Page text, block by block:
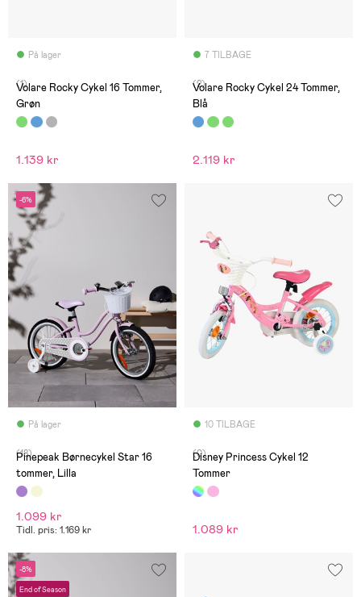
På lager
(1)
Volare Rocky Cykel 16 Tommer,
Grøn
1.139 kr
7 TILBAGE
(2)
Volare Rocky Cykel 24 Tommer,
Blå
2.119 kr
-6%
På lager
(18)
Pinepeak Børnecykel Star 16
tommer, Lilla
1.099 kr
Tidl. pris: 1.169 kr
10 TILBAGE
(0)
Disney Princess Cykel 12
Tommer
1.089 kr
-8%
End of Season